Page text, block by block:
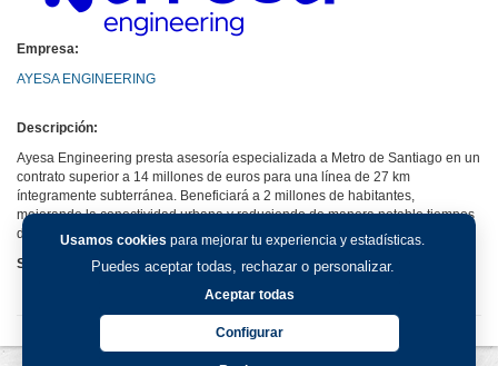
Usamos cookies para mejorar tu experiencia y estadísticas.
Puedes aceptar todas, rechazar o personalizar.
Aceptar todas
Configurar
Empresa:
AYESA ENGINEERING
Descripción:
Ayesa Engineering presta asesoría especializada a Metro de Santiago en un
contrato superior a 14 millones de euros para una línea de 27 km
íntegramente subterránea. Beneficiará a 2 millones de habitantes,
mejorando la conectividad urbana y reduciendo de manera notable tiempos
de viaje.
Sitio web: